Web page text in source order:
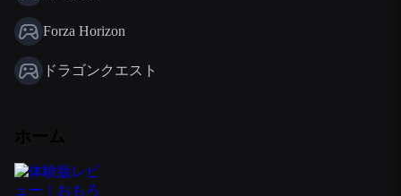
Forza Horizon
ドラゴンクエスト